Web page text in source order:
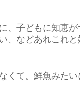
、子どもに知恵
、などあれこれ
くて。鮮魚みた